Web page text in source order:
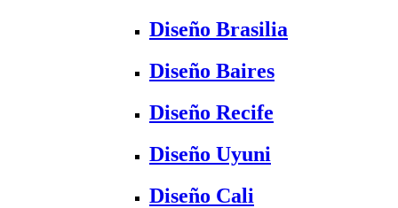
Diseño Brasilia
Diseño Baires
Diseño Recife
Diseño Uyuni
Diseño Cali